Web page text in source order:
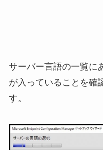
サーバー言語の一覧に
が入っていることを確
す。